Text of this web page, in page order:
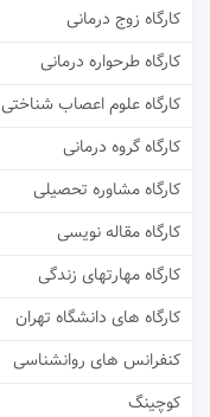
کارگاه زوج درمانی
کارگاه طرحواره درمانی
کارگاه علوم اعصاب شناختی
کارگاه گروه درمانی
کارگاه مشاوره تحصیلی
کارگاه مقاله نویسی
کارگاه مهارتهای زندگی
کارگاه های دانشگاه تهران
کنفرانس های روانشناسی
کوچینگ